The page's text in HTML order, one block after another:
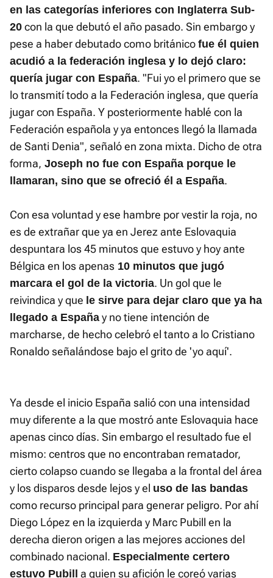
en las categorías inferiores con Inglaterra Sub-
20 con la que debutó el año pasado. Sin embargo y
pese a haber debutado como británico fue él quien
acudió a la federación inglesa y lo dejó claro:
quería jugar con España. "Fui yo el primero que se
lo transmití todo a la Federación inglesa, que quería
jugar con España. Y posteriormente hablé con la
Federación española y ya entonces llegó la llamada
de Santi Denia", señaló en zona mixta. Dicho de otra
forma, Joseph no fue con España porque le
llamaran, sino que se ofreció él a España.
Con esa voluntad y ese hambre por vestir la roja, no
es de extrañar que ya en Jerez ante Eslovaquia
despuntara los 45 minutos que estuvo y hoy ante
Bélgica en los apenas 10 minutos que jugó
marcara el gol de la victoria. Un gol que le
reivindica y que le sirve para dejar claro que ya ha
llegado a España y no tiene intención de
marcharse, de hecho celebró el tanto a lo Cristiano
Ronaldo señalándose bajo el grito de 'yo aquí'.
Ya desde el inicio España salió con una intensidad
muy diferente a la que mostró ante Eslovaquia hace
apenas cinco días. Sin embargo el resultado fue el
mismo: centros que no encontraban rematador,
cierto colapso cuando se llegaba a la frontal del área
y los disparos desde lejos y el uso de las bandas
como recurso principal para generar peligro. Por ahí
Diego López en la izquierda y Marc Pubill en la
derecha dieron origen a las mejores acciones del
combinado nacional. Especialmente certero
estuvo Pubill
a quien su afición le coreó varias